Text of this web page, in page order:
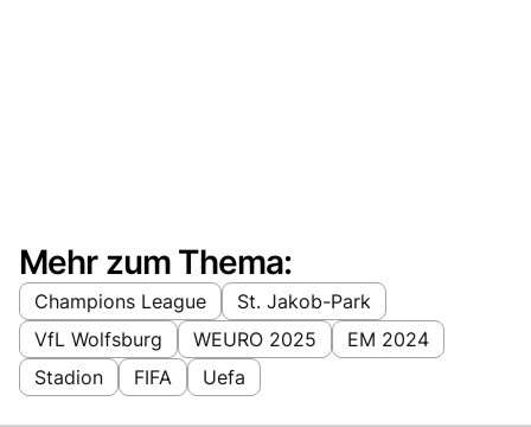
Mehr zum Thema:
Champions League
St. Jakob-Park
VfL Wolfsburg
WEURO 2025
EM 2024
Stadion
FIFA Uefa